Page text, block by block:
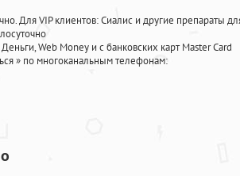
Для VIP клиентов: Сиалис и другие препараты
Web Money и с банковских карт Master Card
» по многоканальным телефонам: